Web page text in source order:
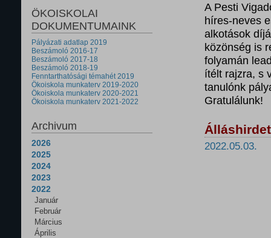
ÖKOISKOLAI
DOKUMENTUMAINK
Pályázati adatlap 2019
Beszámoló 2016-17
Beszámoló 2017-18
Beszámoló 2018-19
Fenntarthatósági témahét 2019
Ökoiskola munkaterv 2019-2020
Ökoiskola munkaterv 2020-2021
Ökoiskola munkaterv 2021-2022
Archivum
2026
2025
2024
2023
2022
Január
Február
Március
Április
A Pesti
híres-neves
alkotások
közönség is
folyamán
ítélt rajzra, s
tanulónk
Gratulálunk!
2022.05.03.